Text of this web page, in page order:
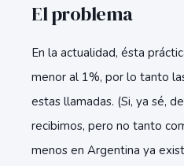
El problema
En la actualidad, ésta
menor al 1%, por lo tanto
estas llamadas. (Si, ya sé,
recibimos, pero no tanto
menos en Argentina ya